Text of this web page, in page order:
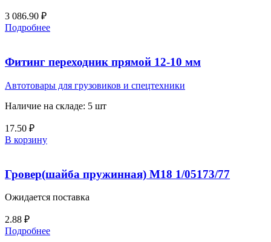
3 086.90 ₽
Подробнее
Фитинг переходник прямой 12-10 мм
Автотовары для грузовиков и спецтехники
Наличие на складе: 5 шт
17.50 ₽
В корзину
Гровер(шайба пружинная) М18 1/05173/77
Ожидается поставка
2.88 ₽
Подробнее